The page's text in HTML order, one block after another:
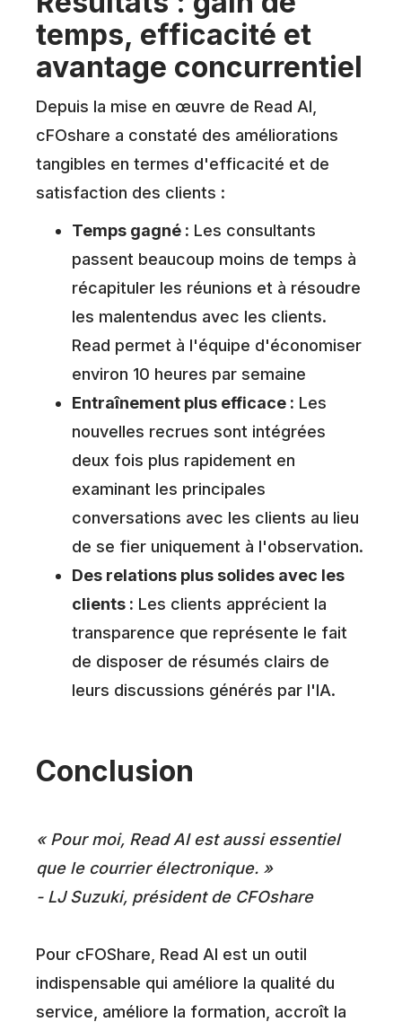
temps, efficacité et
avantage concurrentiel
Depuis la mise en œuvre de Read AI,
cFOshare a constaté des améliorations
tangibles en termes d'efficacité et de
satisfaction des clients :
Temps gagné : Les consultants
passent beaucoup moins de temps à
récapituler les réunions et à résoudre
les malentendus avec les clients.
Read permet à l'équipe d'économiser
environ 10 heures par semaine
Entraînement plus efficace : Les
nouvelles recrues sont intégrées
deux fois plus rapidement en
examinant les principales
conversations avec les clients au lieu
de se fier uniquement à l'observation.
Des relations plus solides avec les
clients : Les clients apprécient la
transparence que représente le fait
de disposer de résumés clairs de
leurs discussions générés par l'IA.
Conclusion
« Pour moi, Read AI est aussi essentiel
que le courrier électronique. »
- LJ Suzuki, président de CFOshare
Pour cFOShare, Read AI est un outil
indispensable qui améliore la qualité du
service, améliore la formation, accroît la